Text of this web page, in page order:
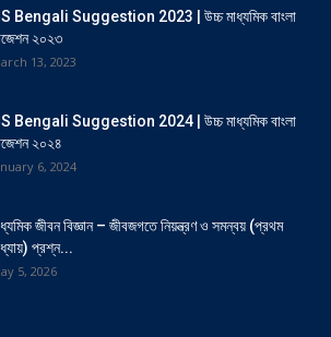
Bengali Suggestion 2023 | উচ্চ মাধ্যমিক বাংলা
২০২৩
13, 2023
Bengali Suggestion 2024 | উচ্চ মাধ্যমিক বাংলা
২০২৪
6, 2024
জীবন বিজ্ঞান – জীবজগতে নিয়ন্ত্রণ ও সমন্বয় (প্রথম
প্রশ্ন...
5, 2026